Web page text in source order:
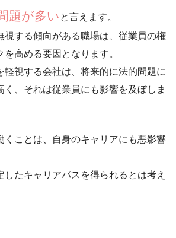
題が多い と言えます。
視する傾向がある職場は、従業員の権
高める要因となります。
視する会社は、 将来的に法的問題に
、それは従業員にも影響を及ぼしま
くことは、自身のキャリアにも悪影響
したキャリアパスを得られるとは考え